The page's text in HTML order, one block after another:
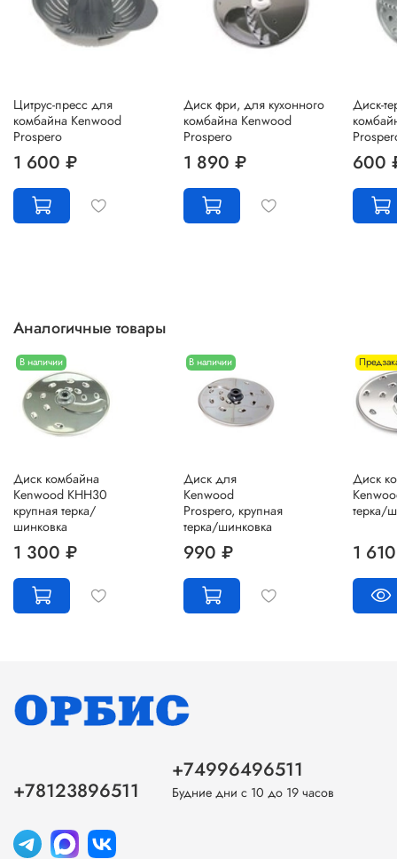
Цитрус-пресс для
комбайна Kenwood
Prospero
1 600 ₽
Диск фри, для кухонного
комбайна Kenwood
Prospero
1 890 ₽
Диск-
600
Аналогичные товары
В наличии
Диск комбайна
Kenwood KHH30
крупная терка/
шинковка
1 300 ₽
В наличии
Диск для
Kenwood
Prospero, крупная
терка/шинковка
990 ₽
Диск
терка/
1
+78123896511
+74996496511
Будние дни с 10 до 19 часов